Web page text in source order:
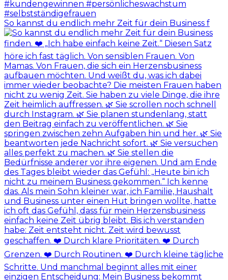
So kannst du endlich mehr Zeit für dein Business f